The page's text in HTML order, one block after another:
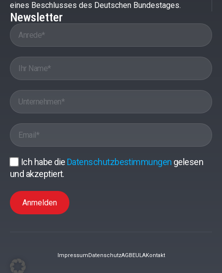
eines Beschlusses des Deutschen Bundestages.
Newsletter
Ich habe die Datenschutzbestimmungen gelesen
und akzeptiert.
Anmelden
ImpressumDatenschutzAGBEULAKontakt